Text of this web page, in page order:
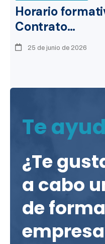
Horario
Contrato…
25 de junio de 2026
Te
¿Te
a cabo
de